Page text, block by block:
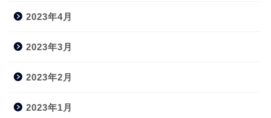
2023年4月
2023年3月
2023年2月
2023年1月